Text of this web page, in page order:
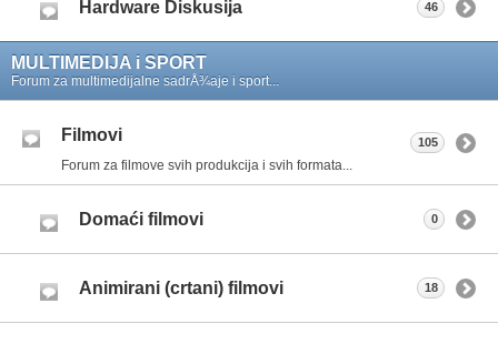
Hardware Diskusija 46
MULTIMEDIJA i SPORT
Forum za multimedijalne sadrÅ¾aje i sport...
Filmovi
Forum za filmove svih produkcija i svih formata...
105
Domaći filmovi 0
Animirani (crtani) filmovi 18